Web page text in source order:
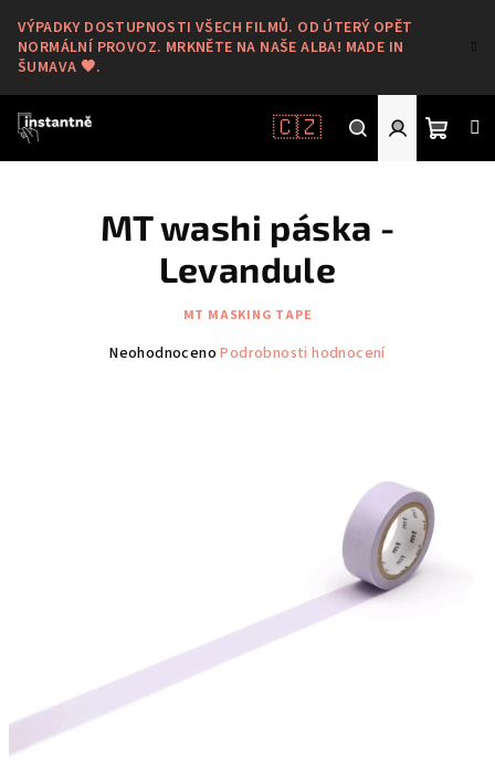
obsah
VÝPADKY DOSTUPNOSTI VŠECH FILMŮ. OD ÚTERÝ OPĚT
NORMÁLNÍ PROVOZ. MRKNĚTE NA NAŠE ALBA! MADE IN
ŠUMAVA 🖤.
🇨🇿
Hledat Přihlášení
MT washi páska -
Levandule
MT MASKING TAPE
Průměrné
Neohodnoceno Podrobnosti hodnocení